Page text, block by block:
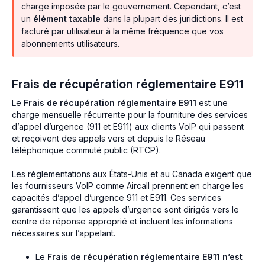
charge imposée par le gouvernement. Cependant, c’est
un élément taxable dans la plupart des juridictions. Il est
facturé par utilisateur à la même fréquence que vos
abonnements utilisateurs.
Frais de récupération réglementaire E911
Le Frais de récupération réglementaire E911 est une
charge mensuelle récurrente pour la fourniture des services
d’appel d’urgence (911 et E911) aux clients VoIP qui passent
et reçoivent des appels vers et depuis le Réseau
téléphonique commuté public (RTCP).
Les réglementations aux États-Unis et au Canada exigent que
les fournisseurs VoIP comme Aircall prennent en charge les
capacités d’appel d’urgence 911 et E911. Ces services
garantissent que les appels d’urgence sont dirigés vers le
centre de réponse approprié et incluent les informations
nécessaires sur l’appelant.
Le Frais de récupération réglementaire E911 n’est